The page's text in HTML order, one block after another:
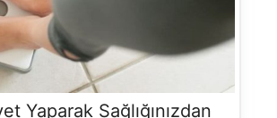
Yaparak Sağlığınızdan